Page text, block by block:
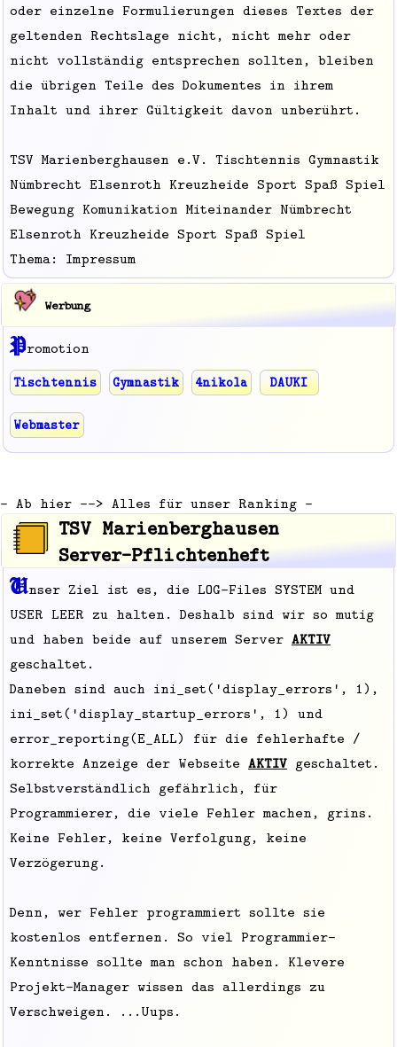
oder einzelne Formulierungen dieses Textes der
geltenden Rechtslage nicht, nicht mehr oder
nicht vollständig entsprechen sollten, bleiben
die übrigen Teile des Dokumentes in ihrem
Inhalt und ihrer Gültigkeit davon unberührt.
TSV Marienberghausen e.V. Tischtennis Gymnastik
Nümbrecht Elsenroth Kreuzheide Sport Spaß Spiel
Bewegung Komunikation Miteinander Nümbrecht
Elsenroth Kreuzheide Sport Spaß Spiel
Thema: Impressum
Werbung
Promotion
Tischtennis Gymnastik 4nikola DAUKI
Webmaster
- Ab hier --> Alles für unser Ranking -
TSV Marienberghausen
Server-Pflichtenheft
Unser Ziel ist es, die LOG-Files SYSTEM und
USER LEER zu halten. Deshalb sind wir so mutig
und haben beide auf unserem Server AKTIV
geschaltet.
Daneben sind auch ini_set('display_errors', 1),
ini_set('display_startup_errors', 1) und
error_reporting(E_ALL) für die fehlerhafte /
korrekte Anzeige der Webseite AKTIV geschaltet.
Selbstverständlich gefährlich, für
Programmierer, die viele Fehler machen, grins.
Keine Fehler, keine Verfolgung, keine
Verzögerung.
Denn, wer Fehler programmiert sollte sie
kostenlos entfernen. So viel Programmier-
Kenntnisse sollte man schon haben. Klevere
Projekt-Manager wissen das allerdings zu
Verschweigen. ...Uups.